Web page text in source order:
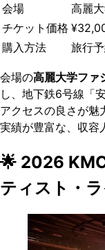
会場
高麗
チケット価格
購入方法
旅行
会場の高麗大学ファ
し、地下鉄6号線「
アクセスの良さが魅
実績が豊富な、収容
🌟 2026
ティスト・